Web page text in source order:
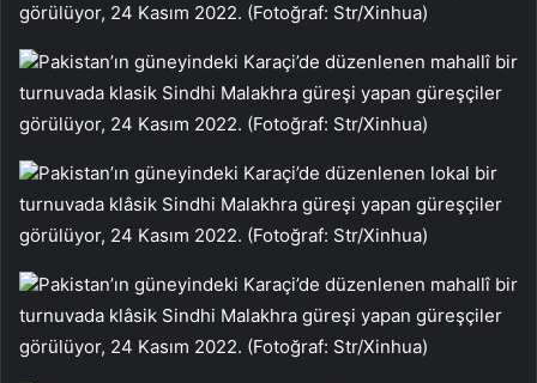
görülüyor, 24 Kasım 2022. (Fotoğraf: Str/Xinhua)
Pakistan’ın güneyindeki Karaçi’de düzenlenen mahallî bir
turnuvada klasik Sindhi Malakhra güreşi yapan güreşçiler
görülüyor, 24 Kasım 2022. (Fotoğraf: Str/Xinhua)
Pakistan’ın güneyindeki Karaçi’de düzenlenen lokal bir
turnuvada klâsik Sindhi Malakhra güreşi yapan güreşçiler
görülüyor, 24 Kasım 2022. (Fotoğraf: Str/Xinhua)
Pakistan’ın güneyindeki Karaçi’de düzenlenen mahallî bir
turnuvada klâsik Sindhi Malakhra güreşi yapan güreşçiler
görülüyor, 24 Kasım 2022. (Fotoğraf: Str/Xinhua)